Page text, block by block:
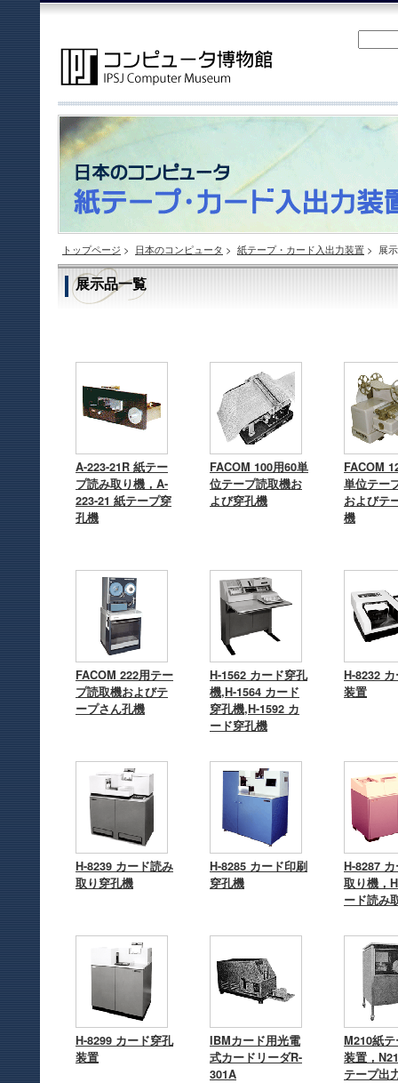
トップページ > 日本のコンピュータ > 紙テープ・カード入出力装置 > 展
展示品一覧
A-223-21R 紙テー
プ読み取り機，A-
223-21 紙テープ穿
孔機
FACOM 100用60単
位テープ読取機お
よび穿孔機
FACOM
単位テー
およびテ
機
FACOM 222用テー
プ読取機およびテ
ープさん孔機
H-1562 カード穿孔
機,H-1564 カード
穿孔機,H-1592 カ
ード穿孔機
H-8232
装置
H-8239 カード読み
取り穿孔機
H-8285 カード印刷
穿孔機
H-8287
取り機，
ード読み
H-8299 カード穿孔
装置
IBMカード用光電
式カードリーダR-
301A
M210紙
装置，
テープ出